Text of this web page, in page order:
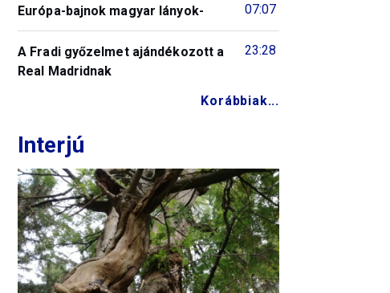
07:07
Európa-bajnok magyar lányok-
23:28
A Fradi győzelmet ajándékozott a
Real Madridnak
Korábbiak...
Interjú